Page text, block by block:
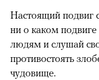
Настоящий подвиг
ни о каком
людям и слушай
противостоять
чудовище.